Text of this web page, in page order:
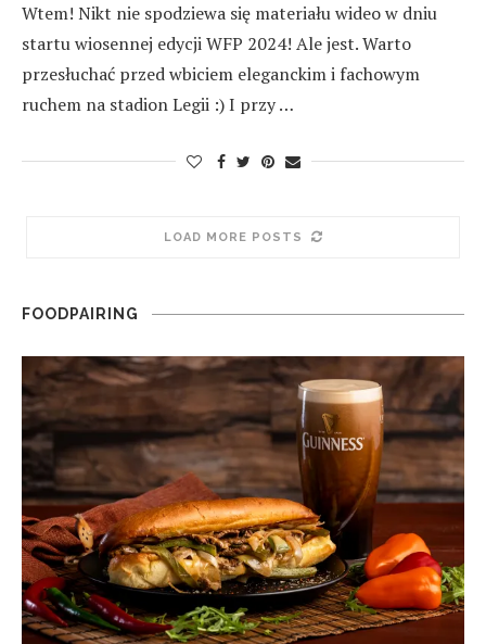
Wtem! Nikt nie spodziewa się materiału wideo w dniu
startu wiosennej edycji WFP 2024! Ale jest. Warto
przesłuchać przed wbiciem eleganckim i fachowym
ruchem na stadion Legii :) I przy …
LOAD MORE POSTS
FOODPAIRING